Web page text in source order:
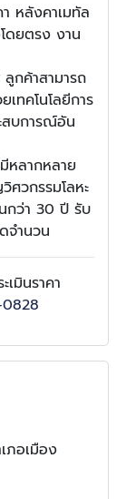
หลังคาเมทัล
ยตรง งาน
กค้าสามารถ
ทคโนโลยีการ
สบการณ์อัน
หลากหลาย
ศวกรรมโลหะ
กว่า 30 ปี รับ
จำนวน
มินราคา
ภอเมือง